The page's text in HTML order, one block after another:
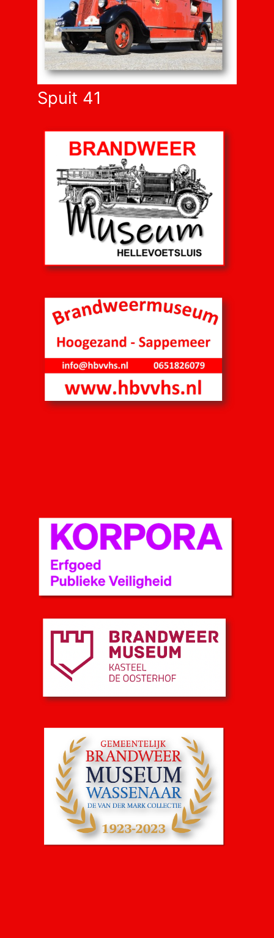
Spuit 41